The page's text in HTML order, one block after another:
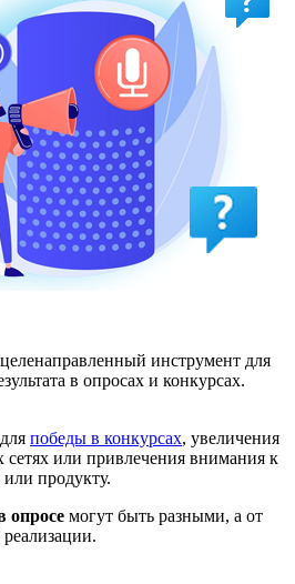
инструмент для
в опросах и конкурсах.
победы в конкурсах, увеличения
сетях или привлечения внимания к
продукту.
опросе могут быть разными, а от